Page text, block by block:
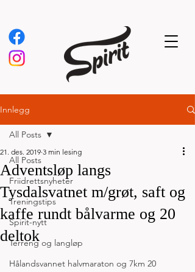
Innlegg
All Posts
Friidrettsnyheter
Treningstips
Spirit-nytt
Terreng og langløp
Hålandsvannet halvmaraton og 7km 20
All Posts
Adventsløp langs
Tysdalsvatnet m/grøt, saft og
kaffe rundt bålvarme og 20
deltok
21. des. 2019 3 min lesing